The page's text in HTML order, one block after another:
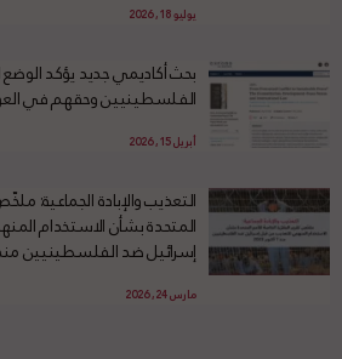
يوليو 18, 2026
بحث أكاديمي جديد يؤكد الوضع
الفلسطينيين وحقهم في
أبريل 15, 2026
التعذيب والإبادة الجماعية:
المتحدة بشأن الاستخدام
إسرائيل ضد الفلسطينيين منذ 7 أكتوبر
مارس 24, 2026